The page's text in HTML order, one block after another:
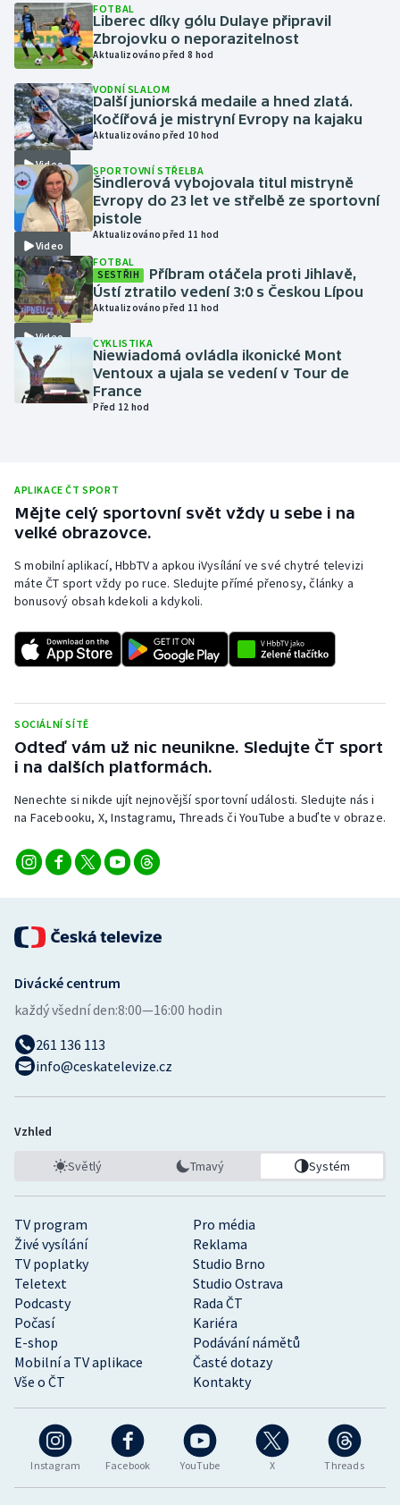
Jezdectví
Judo
Krasobruslení
Lezení
Lyže a snowboard
Moderní pětiboj
Motorsport
Olympijské hry
Parasport
Rychlostní kanoistika
Short track
Stolní tenis
Triatlon
Veslování
Vodní slalom
Ostatní
FOTBAL
Liberec díky gólu Dulaye připravil
Zbrojovku o neporazitelnost
Aktualizováno před 8 hod
Video
VODNÍ SLALOM
Další juniorská medaile a hned zlatá.
Kočířová je mistryní Evropy na kajaku
Aktualizováno před 10 hod
Video
SPORTOVNÍ STŘELBA
Šindlerová vybojovala titul mistryně
Evropy do 23 let ve střelbě ze sportovní
pistole
Aktualizováno před 11 hod
Video
FOTBAL
SESTŘIH
Příbram otáčela proti Jihlavě,
Ústí ztratilo vedení 3:0 s Českou Lípou
Aktualizováno před 11 hod
CYKLISTIKA
Niewiadomá ovládla ikonické Mont
Ventoux a ujala se vedení v Tour de
France
Před 12 hod
APLIKACE ČT SPORT
Mějte celý sportovní svět vždy u sebe i na
velké obrazovce.
S mobilní aplikací, HbbTV a apkou iVysílání ve své chytré televizi
máte ČT sport vždy po ruce. Sledujte přímé přenosy, články a
bonusový obsah kdekoli a kdykoli.
SOCIÁLNÍ SÍTĚ
Odteď vám už nic neunikne. Sledujte ČT sport
i na dalších platformách.
Nenechte si nikde ujít nejnovější sportovní události. Sledujte nás i
na Facebooku, X, Instagramu, Threads či YouTube a buďte v obraze.
Instagram Facebook YouTube X Threads
TV program
Pro média
Živé vysílání
Reklama
TV poplatky
Studio Brno
Teletext
Studio Ostrava
Podcasty
Rada ČT
Počasí
Kariéra
E-shop
Podávání námětů
Mobilní a TV aplikace
Časté dotazy
Vše o ČT
Kontakty
Divácké centrum
každý všední den:8:00—16:00 hodin
261 136 113
info@ceskatelevize.cz
Vzhled
Světlý Tmavý Systém